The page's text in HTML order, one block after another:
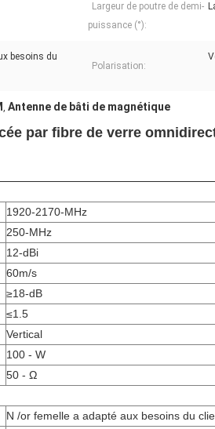
Largeur de poutre de demi-
puissance (°):
besoins du
Polarisation:
, Antenne de bâti de magnétique
par fibre de verre
1920-2170-MHz
250-MHz
12-dBi
60m/s
≥18-dB
≤1.5
Vertical
100 - W
50 - Ω
N /or femelle a adapté aux besoins du